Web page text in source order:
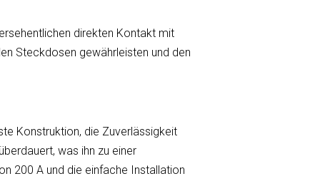
direkten Kontakt mit
Steckdosen gewährleisten und den
Konstruktion, die Zuverlässigkeit
was ihn zu einer
200 A und die einfache Installation